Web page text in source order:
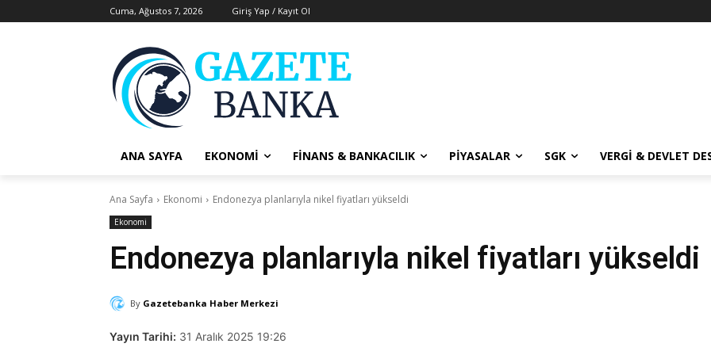
Cuma, Ağustos 7, 2026 Giriş Yap / Kayıt Ol
ANA SAYFA EKONOMI FINANS & BANKACILIK PIYASALAR SGK VERGI & DEVLET
Ana Sayfa Ekonomi Endonezya planlarıyla nikel fiyatları yükseldi
Ekonomi
Endonezya planlarıyla nikel fiyatları yükseldi
By Gazetebanka Haber Merkezi
Yayın Tarihi: 31 Aralık 2025 19:26